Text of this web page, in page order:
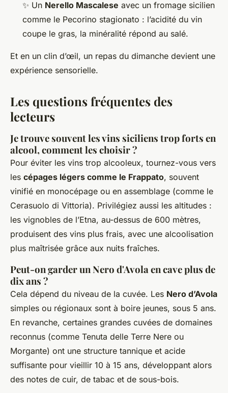
✨ Un Nerello Mascalese avec un fromage sicilien
comme le Pecorino stagionato : l’acidité du vin
coupe le gras, la minéralité répond au salé.
Et en un clin d’œil, un repas du dimanche devient une
expérience sensorielle.
Les questions fréquentes des
lecteurs
Je trouve souvent les vins siciliens trop forts en
alcool, comment les choisir ?
Pour éviter les vins trop alcooleux, tournez-vous vers
les cépages légers comme le Frappato, souvent
vinifié en monocépage ou en assemblage (comme le
Cerasuolo di Vittoria). Privilégiez aussi les altitudes :
les vignobles de l’Etna, au-dessus de 600 mètres,
produisent des vins plus frais, avec une alcoolisation
plus maîtrisée grâce aux nuits fraîches.
Peut-on garder un Nero d'Avola en cave plus de
dix ans ?
Cela dépend du niveau de la cuvée. Les Nero d’Avola
simples ou régionaux sont à boire jeunes, sous 5 ans.
En revanche, certaines grandes cuvées de domaines
reconnus (comme Tenuta delle Terre Nere ou
Morgante) ont une structure tannique et acide
suffisante pour vieillir 10 à 15 ans, développant alors
des notes de cuir, de tabac et de sous-bois.